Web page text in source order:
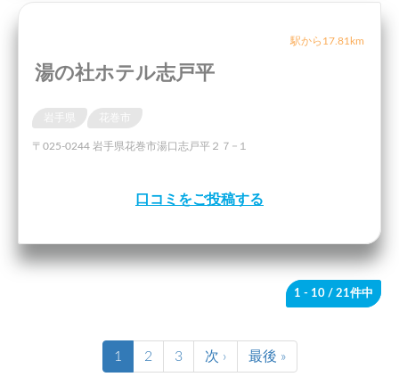
駅から17.81km
湯の社ホテル志戸平
岩手県
〒025-0244 岩手県花巻市湯口志戸平２７−１
口コミをご投稿する
1 - 10 / 21件中
1 2 3 次 › 最後 »